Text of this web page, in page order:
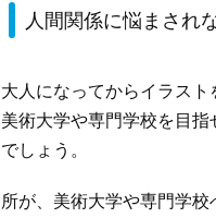
人間関係に悩まされ
大人になってからイラス
美術大学や専門学校を目
でしょう。
所が、美術大学や専門学